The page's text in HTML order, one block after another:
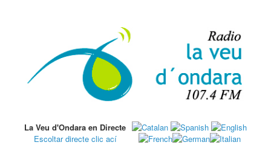
La Veu d'Ondara en Directe
Escoltar directe clic ací